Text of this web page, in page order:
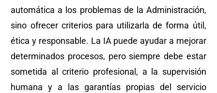
automática a los problemas de la Administración,
sino ofrecer criterios para utilizarla de forma útil,
ética y responsable. La IA puede ayudar a mejorar
determinados procesos, pero siempre debe estar
sometida al criterio profesional, a la supervisión
humana y a las garantías propias del servicio